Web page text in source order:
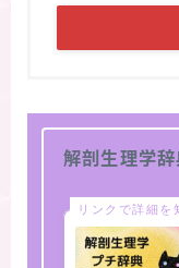
解剖生理学
リンクで詳細を